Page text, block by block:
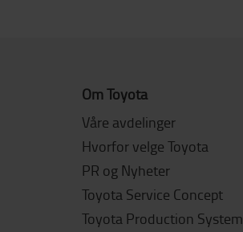
Om Toyota
Våre avdelinger
Hvorfor velge Toyota
PR og Nyheter
Toyota Service Concept
Toyota Production System